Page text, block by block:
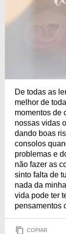
De todas as
melhor de
momentos de
nossas vidas
dando boas
consolos
problemas e
não fazer as
sinto falta de
nada da
vida pode ter
pensamentos
COPIAR